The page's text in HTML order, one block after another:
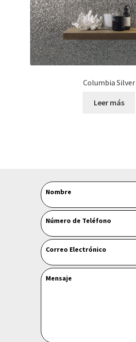
Columbia Silver
Leer más
Leave
this
field
blank
Nombre
Número de Teléfono
Correo Electrónico
Mensaje